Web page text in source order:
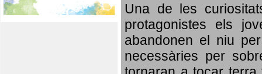
Una de les
protagonistes els
abandonen el niu
necessàries per